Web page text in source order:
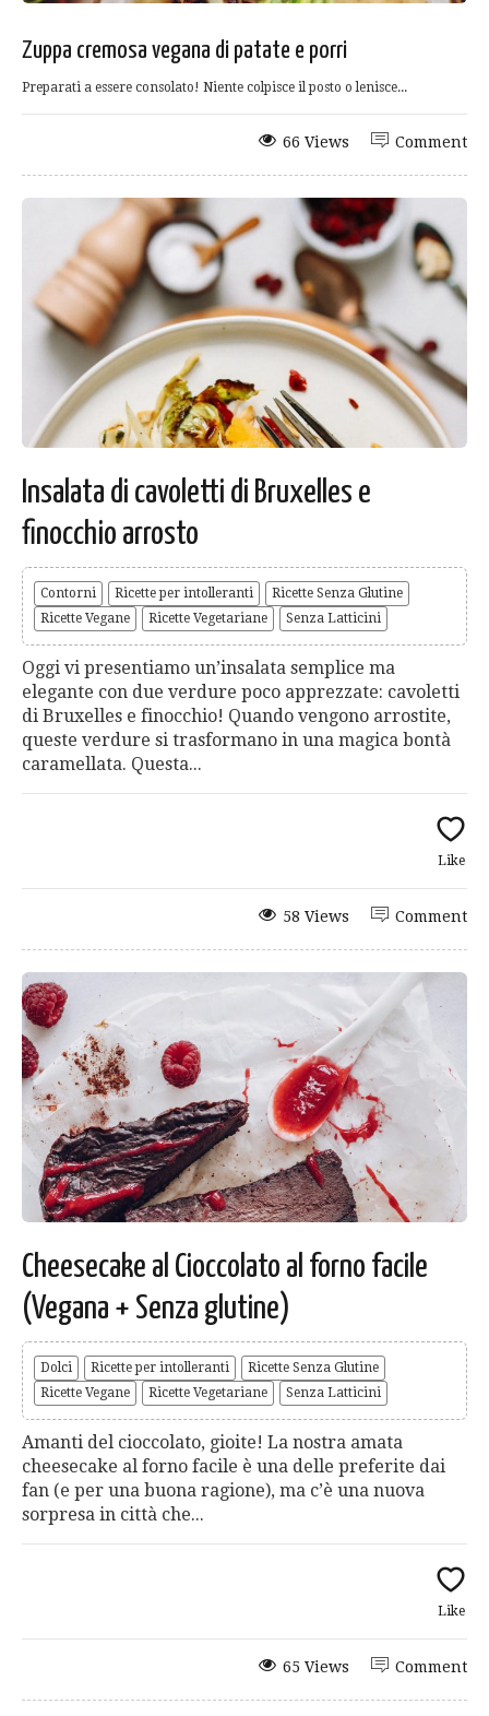
Zuppa cremosa vegana di patate e porri
Preparati a essere consolato! Niente colpisce il posto o lenisce...
Comment
66 Views
Insalata di cavoletti di Bruxelles e
finocchio arrosto
Contorni Ricette per intolleranti
Ricette Senza Glutine
Ricette Vegane
Ricette Vegetariane Senza Latticini
Oggi vi presentiamo un’insalata semplice ma
elegante con due verdure poco apprezzate: cavoletti
di Bruxelles e finocchio! Quando vengono arrostite,
queste verdure si trasformano in una magica bontà
caramellata. Questa...
Like
Comment
58 Views
Cheesecake al Cioccolato al forno facile
(Vegana + Senza glutine)
Dolci Ricette per intolleranti
Ricette Senza Glutine
Ricette Vegane
Ricette Vegetariane Senza Latticini
Amanti del cioccolato, gioite! La nostra amata
cheesecake al forno facile è una delle preferite dai
fan (e per una buona ragione), ma c’è una nuova
sorpresa in città che...
Like
Comment
65 Views